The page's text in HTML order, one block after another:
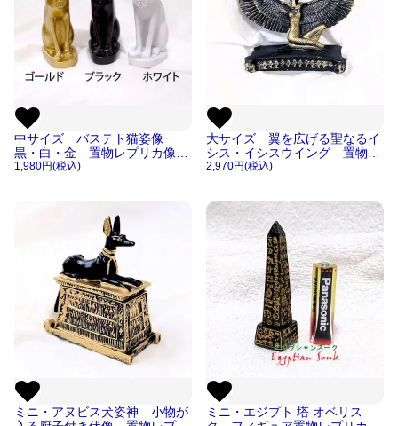
中サイズ バステト猫姿像
黒・白・金 置物レプリカ像
【宅急便のみ】
1,980円(税込)
大サイズ 翼を広げる聖なるイ
シス・イシスウイング 置物レ
プリカ像【宅急便のみ】
2,970円(税込)
ミニ・アヌビス犬姿神 小物が
ミニ・エジプト 塔 オベリス